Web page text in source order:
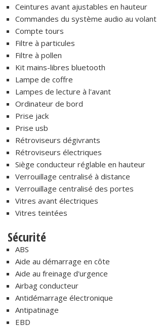
Ceintures avant ajustables en hauteur
Commandes du système audio au volant
Compte tours
Filtre à particules
Filtre à pollen
Kit mains-libres bluetooth
Lampe de coffre
Lampes de lecture à l'avant
Ordinateur de bord
Prise jack
Prise usb
Rétroviseurs dégivrants
Rétroviseurs électriques
Siège conducteur réglable en hauteur
Verrouillage centralisé à distance
Verrouillage centralisé des portes
Vitres avant électriques
Vitres teintées
Sécurité
ABS
Aide au démarrage en côte
Aide au freinage d'urgence
Airbag conducteur
Antidémarrage électronique
Antipatinage
EBD